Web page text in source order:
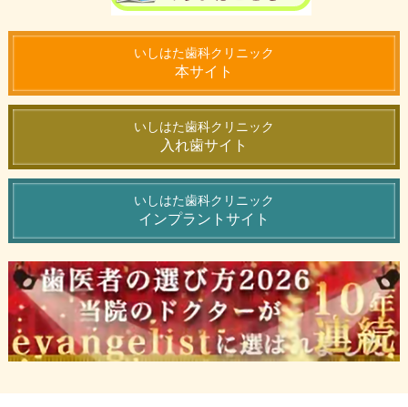
いしはた歯科クリニック
本サイト
いしはた歯科クリニック
入れ歯サイト
いしはた歯科クリニック
インプラントサイト